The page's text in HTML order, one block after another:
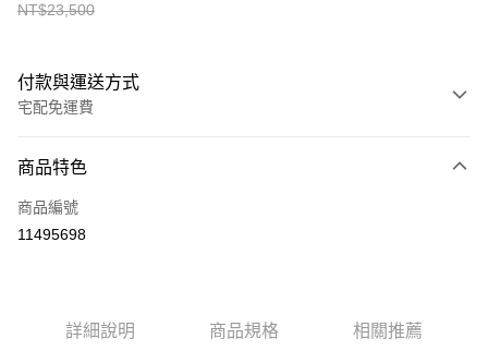
NT$23,500
付款與運送方式
宅配免運費
信用卡一次付款
LINE Pay
ATM付款
商品特色
商品編號
11495698
詳細說明 商品規格 相關推薦